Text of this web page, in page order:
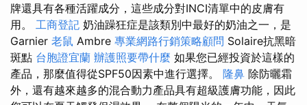
牌還具有各種活躍成分，這些成分對INCI清單中的皮膚有
用。 工商登記 奶油躁狂症是該類別中最好的奶油之一，是
Garnier 老鼠 Ambre 專業網路行銷策略顧問 Solaire抗黑暗
斑點 台胞證宜蘭 辦護照要帶什麼 如果您已經投資於這樣的
產品，那麼值得從SPF50因素中進行選擇。 隆鼻 除防曬霜
外，還有越來越多的混合動力產品具有超級護膚功能，因此